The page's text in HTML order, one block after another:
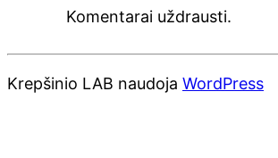
Komentarai uždrausti.
Krepšinio LAB naudoja WordPress